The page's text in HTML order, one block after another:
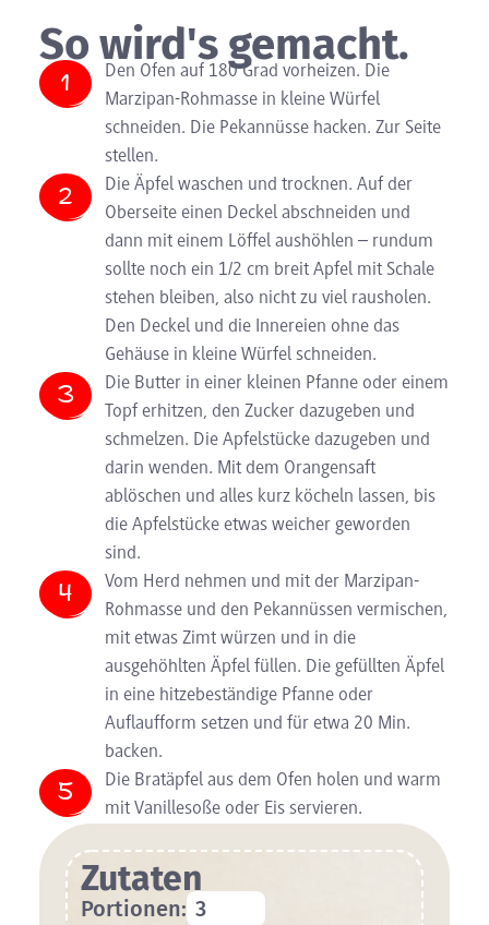
So wird's gemacht.
Den Ofen auf 180 Grad vorheizen. Die
Marzipan-Rohmasse in kleine Würfel
schneiden. Die Pekannüsse hacken. Zur Seite
stellen.
Die Äpfel waschen und trocknen. Auf der
Oberseite einen Deckel abschneiden und
dann mit einem Löffel aushöhlen – rundum
sollte noch ein 1/2 cm breit Apfel mit Schale
stehen bleiben, also nicht zu viel rausholen.
Den Deckel und die Innereien ohne das
Gehäuse in kleine Würfel schneiden.
Die Butter in einer kleinen Pfanne oder einem
Topf erhitzen, den Zucker dazugeben und
schmelzen. Die Apfelstücke dazugeben und
darin wenden. Mit dem Orangensaft
ablöschen und alles kurz köcheln lassen, bis
die Apfelstücke etwas weicher geworden
sind.
Vom Herd nehmen und mit der Marzipan-
Rohmasse und den Pekannüssen vermischen,
mit etwas Zimt würzen und in die
ausgehöhlten Äpfel füllen. Die gefüllten Äpfel
in eine hitzebeständige Pfanne oder
Auflaufform setzen und für etwa 20 Min.
backen.
Die Bratäpfel aus dem Ofen holen und warm
mit Vanillesoße oder Eis servieren.
Zutaten
Portionen: